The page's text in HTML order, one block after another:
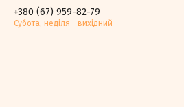
+380 (67) 959-82-79
Субота, недiля - вихiдний